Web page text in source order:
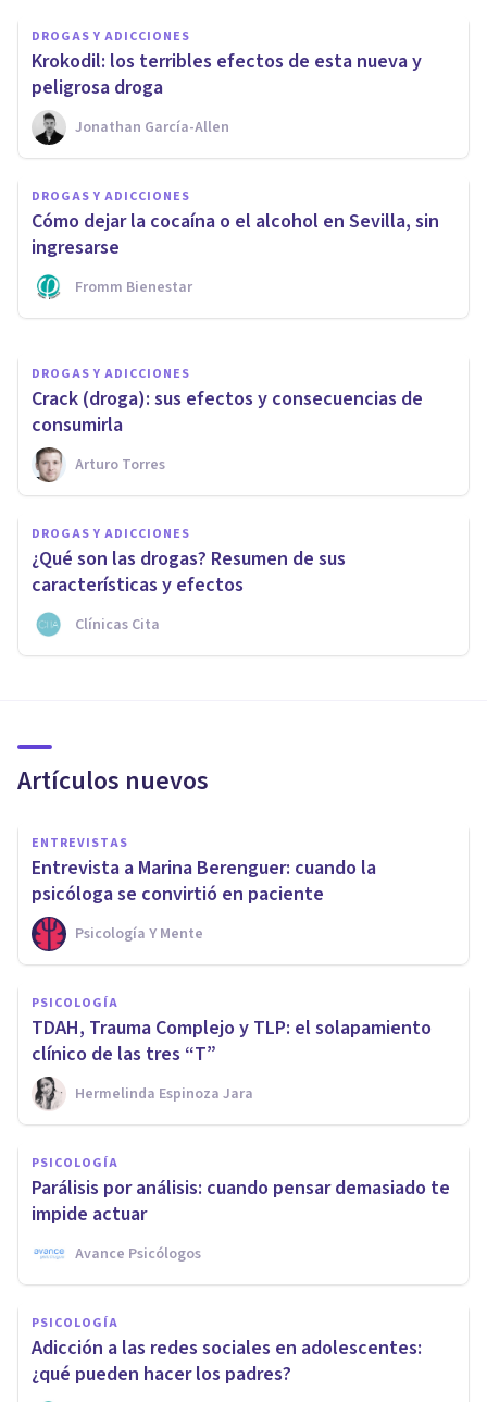
DROGAS Y ADICCIONES
Krokodil: los terribles efectos de esta nueva y
peligrosa droga
Jonathan García-Allen
DROGAS Y ADICCIONES
Cómo dejar la cocaína o el alcohol en Sevilla, sin
ingresarse
Fromm Bienestar
DROGAS Y ADICCIONES
¿Qué es la 'Muerte Gris' y
cuáles son los efectos de esta
droga?
Clínicas Cita
DROGAS Y ADICCIONES
Crack (droga): sus efectos y consecuencias de
consumirla
Arturo Torres
DROGAS Y ADICCIONES
¿Qué son las drogas? Resumen de sus
características y efectos
Clínicas Cita
Artículos nuevos
ENTREVISTAS
Entrevista a Marina Berenguer: cuando la
psicóloga se convirtió en paciente
Psicología Y Mente
PSICOLOGÍA
TDAH, Trauma Complejo y TLP: el solapamiento
clínico de las tres “T”
Hermelinda Espinoza Jara
PSICOLOGÍA
Parálisis por análisis: cuando pensar demasiado te
impide actuar
Avance Psicólogos
PSICOLOGÍA
Adicción a las redes sociales en adolescentes:
¿qué pueden hacer los padres?